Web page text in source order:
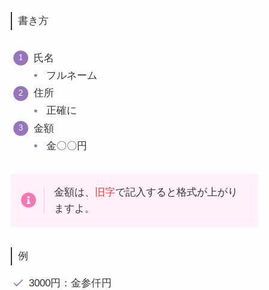
書き方
氏名
フルネーム
住所
正確に
金額
金〇〇円
金額は、 旧字で記入すると格式が上がり
ますよ。
例
3000円：金参仟円